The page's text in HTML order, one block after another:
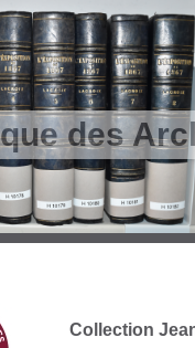
des
Collection